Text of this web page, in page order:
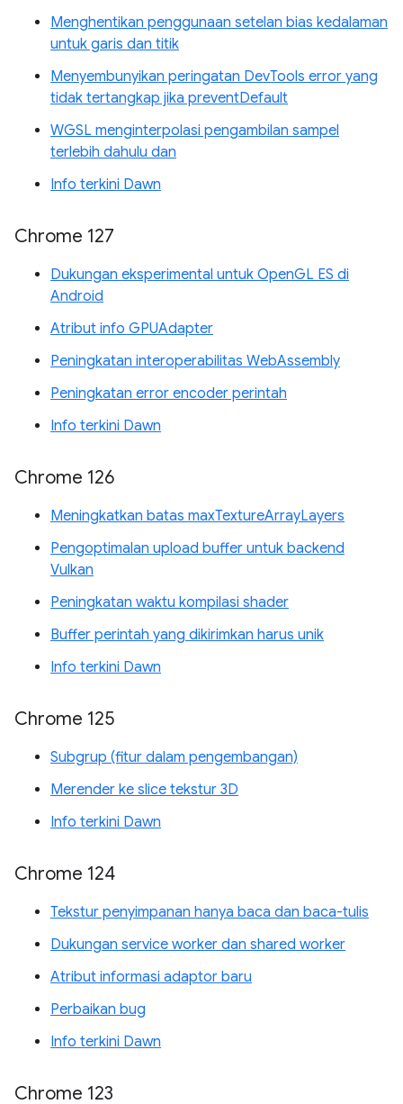
Menghentikan penggunaan setelan bias kedalaman
untuk garis dan titik
Menyembunyikan peringatan DevTools error yang
tidak tertangkap jika preventDefault
WGSL menginterpolasi pengambilan sampel
terlebih dahulu dan
Info terkini Dawn
Chrome 127
Dukungan eksperimental untuk OpenGL ES di
Android
Atribut info GPUAdapter
Peningkatan interoperabilitas WebAssembly
Peningkatan error encoder perintah
Info terkini Dawn
Chrome 126
Meningkatkan batas maxTextureArrayLayers
Pengoptimalan upload buffer untuk backend
Vulkan
Peningkatan waktu kompilasi shader
Buffer perintah yang dikirimkan harus unik
Info terkini Dawn
Chrome 125
Subgrup (fitur dalam pengembangan)
Merender ke slice tekstur 3D
Info terkini Dawn
Chrome 124
Tekstur penyimpanan hanya baca dan baca-tulis
Dukungan service worker dan shared worker
Atribut informasi adaptor baru
Perbaikan bug
Info terkini Dawn
Chrome 123